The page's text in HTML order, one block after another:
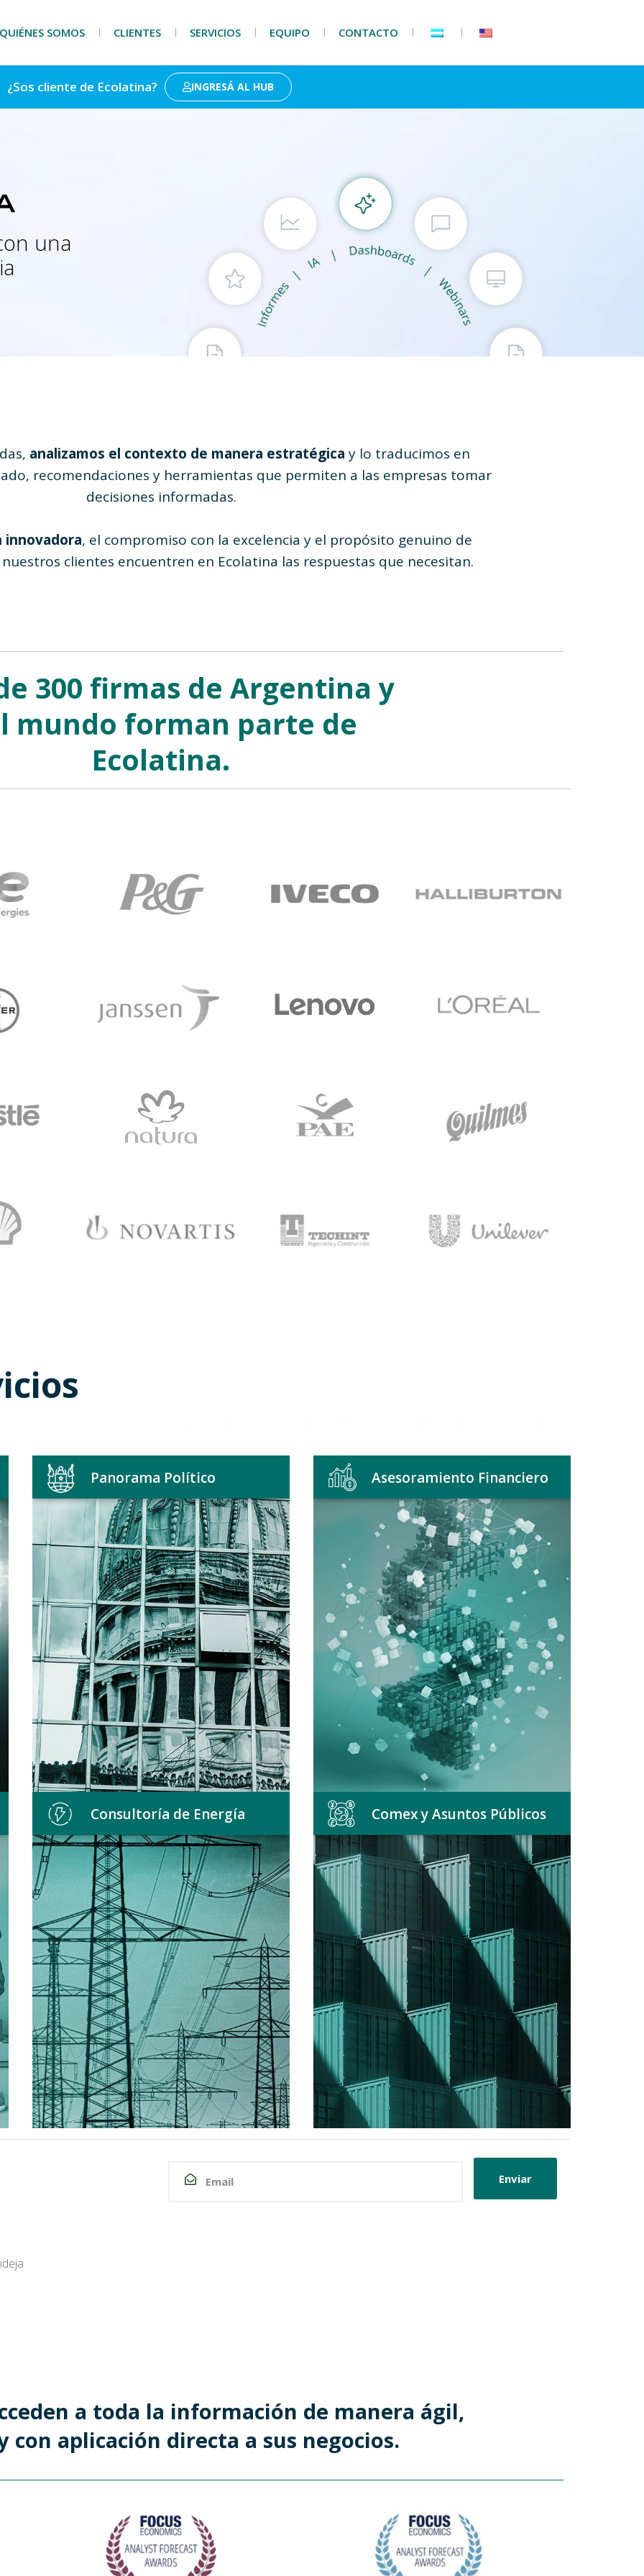
QUIÉNES SOMOS CLIENTES SERVICIOS EQUIPO CONTACTO
¿Sos cliente de Ecolatina? INGRESÁ AL HUB
una
analizamos el contexto de manera estratégica y lo traducimos en
recomendaciones y herramientas que permiten a las empresas tomar
decisiones informadas.
innovadora, el compromiso con la excelencia y el propósito genuino de
clientes encuentren en Ecolatina las respuestas que necesitan.
300 firmas de Argentina y
mundo forman parte de
Ecolatina.
Panorama Político
Detección de oportunidades
de inversión y
financiamiento.
Análisis del mercado para la
optimización de Tesorería.
Diseño y acompañamiento
en la implementación de
iniciativas.
Asesoramiento Financiero
Consultoría de Energía
Monitores comex a medida
Negociaciones
internacionales y Mercosur
Asesoramiento en políticas
públicas
Estrategias de
relacionamiento
Presentaciones
institucionales
Comex y Asuntos Públicos
a toda la información de manera ágil,
con aplicación directa a sus negocios.